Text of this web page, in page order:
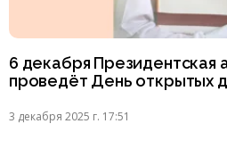
6 декабря Президентская
проведёт День открытых
3 декабря 2025 г. 17:51